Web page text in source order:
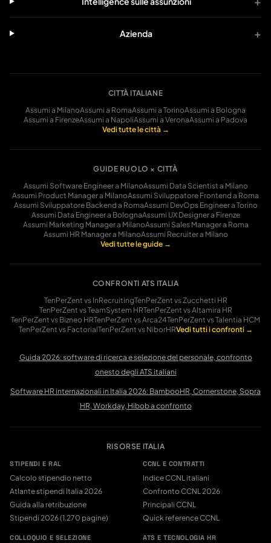
Azienda +
CITTÀ ITALIANE
Assumi a MilanoAssumi a RomaAssumi a TorinoAssumi a Bologna
Assumi a FirenzeAssumi a NapoliAssumi a VeronaAssumi a Padova
Vedi tutte le città →
GUIDE RUOLO × CITTÀ
Assumi Software Engineera MilanoAssumi Data Scientist a Milano
Assumi Product Managera MilanoAssumi Sviluppatore Frontend a Roma
Assumi Sviluppatore Backend a RomaAssumi DevOps Engineera Torino
Assumi Data Engineera BolognaAssumi UX Designera Firenze
Assumi Marketing Managera MilanoAssumi Sales Managera Roma
Assumi HR Managera MilanoAssumi Recruitera Milano
Vedi tutte le guide →
CONFRONTI ATS ITALIA
TenPerZent vs InRecruitingTenPerZent vs Zucchetti HR
TenPerZent vs TeamSystem HRTenPerZent vs Altamira HR
TenPerZent vs Bizneo HRTenPerZent vs Arca24TenPerZent vs Talentia HCM
TenPerZent vs FactorialTenPerZent vs NiborHRVedi tutti i confronti →
Guida 2026: software di ricerca e selezione del personale, confronto
onesto degli ATS italiani
Software HR internazionali in Italia 2026: BambooHR, Cornerstone, Sopra
HR, Workday, Hibob a confronto
RISORSE ITALIA
STIPENDI E RAL
Calcolo stipendio netto
Atlante stipendi Italia 2026
Guida alla retribuzione
Stipendi 2026 (1.270 pagine)
CCNL E CONTRATTI
Indice CCNL italiani
Confronto CCNL 2026
Principali CCNL
Quick reference CCNL
COLLOQUIO E SELEZIONE ATS E TECNOLOGIA HR